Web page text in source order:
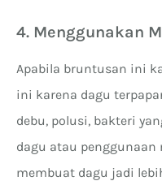
4. Menggunakan
Apabila bruntusan ini
ini karena dagu
debu, polusi, bakteri
dagu atau penggunaan
membuat dagu jadi